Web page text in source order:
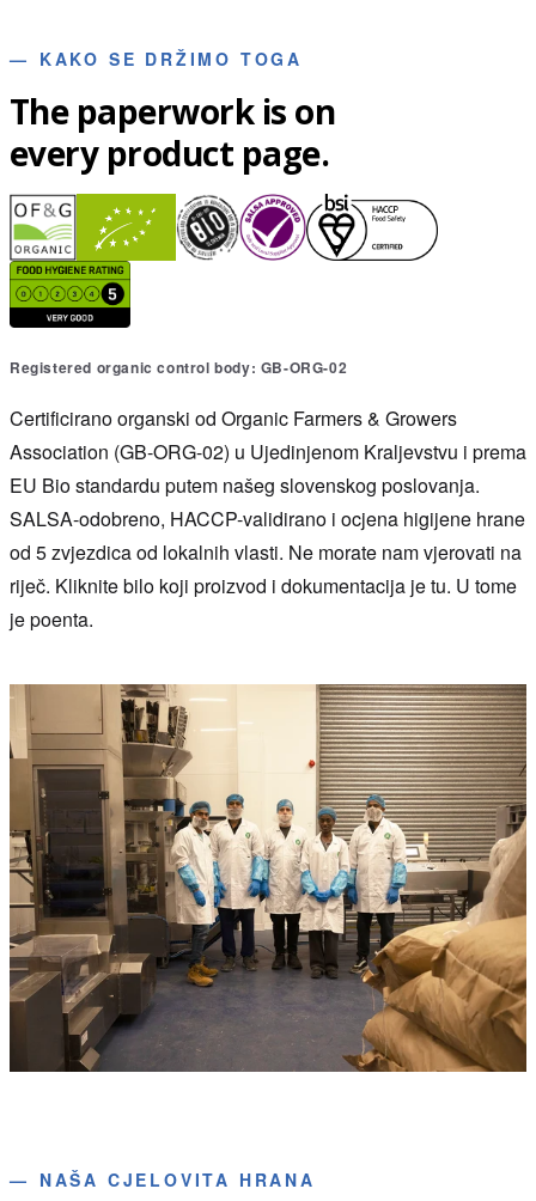
— KAKO SE DRŽIMO TOGA
The paperwork is on
every product page.
Registered organic control body: GB-ORG-02
Certificirano organski od Organic Farmers & Growers
Association (GB-ORG-02) u Ujedinjenom Kraljevstvu i prema
EU Bio standardu putem našeg slovenskog poslovanja.
SALSA-odobreno, HACCP-validirano i ocjena higijene hrane
od 5 zvjezdica od lokalnih vlasti. Ne morate nam vjerovati na
riječ. Kliknite bilo koji proizvod i dokumentacija je tu. U tome
je poenta.
— NAŠA CJELOVITA HRANA